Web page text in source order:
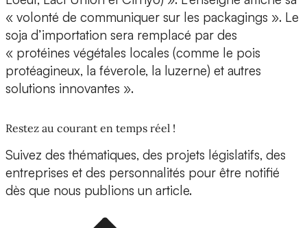
« volonté de communiquer sur les packagings ». Le
soja d’importation sera remplacé par des
« protéines végétales locales (comme le pois
protéagineux, la féverole, la luzerne) et autres
solutions innovantes ».
Restez au courant en temps réel !
Suivez des thématiques, des projets législatifs, des
entreprises et des personnalités pour être notifié
dès que nous publions un article.